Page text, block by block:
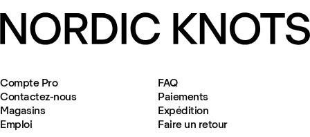
Compte Pro
Contactez-nous
Magasins
Emploi
FAQ
Paiements
Expédition
Faire un retour